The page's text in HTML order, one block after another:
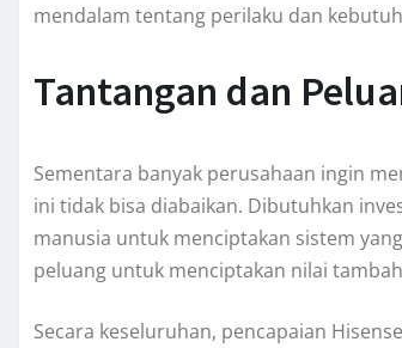
mendalam tentang perilaku dan
Tantangan dan
Sementara banyak perusahaan ingin
ini tidak bisa diabaikan. Dibutuhkan
manusia untuk menciptakan sistem
peluang untuk menciptakan nilai
Secara keseluruhan, pencapaian